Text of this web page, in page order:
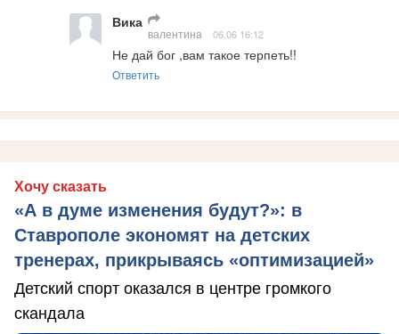
Вика
валентина 06.06 16:12
Не дай бог ,вам такое терпеть!!
Ответить
Хочу сказать
«А в думе изменения будут?»: в
Ставрополе экономят на детских
тренерах, прикрываясь «оптимизацией»
Детский спорт оказался в центре громкого
скандала